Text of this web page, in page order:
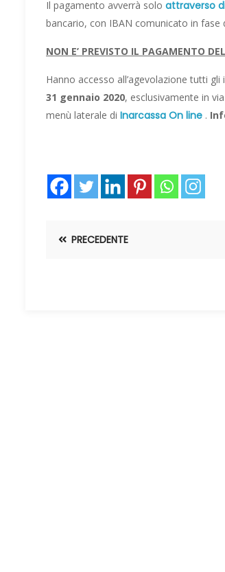
Il pagamento avverrà solo attraverso
bancario, con IBAN comunicato in fase
NON E’ PREVISTO IL PAGAMENTO
Hanno accesso all’agevolazione tutti
31 gennaio 2020, esclusivamente in
menù laterale di Inarcassa On line .
PRECEDENTE